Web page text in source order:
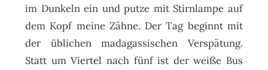
im Dunkeln ein und putze mit Stirnlampe auf
dem Kopf meine Zähne. Der Tag beginnt mit
der üblichen madagassischen Verspätung.
Statt um Viertel nach fünf ist der weiße Bus